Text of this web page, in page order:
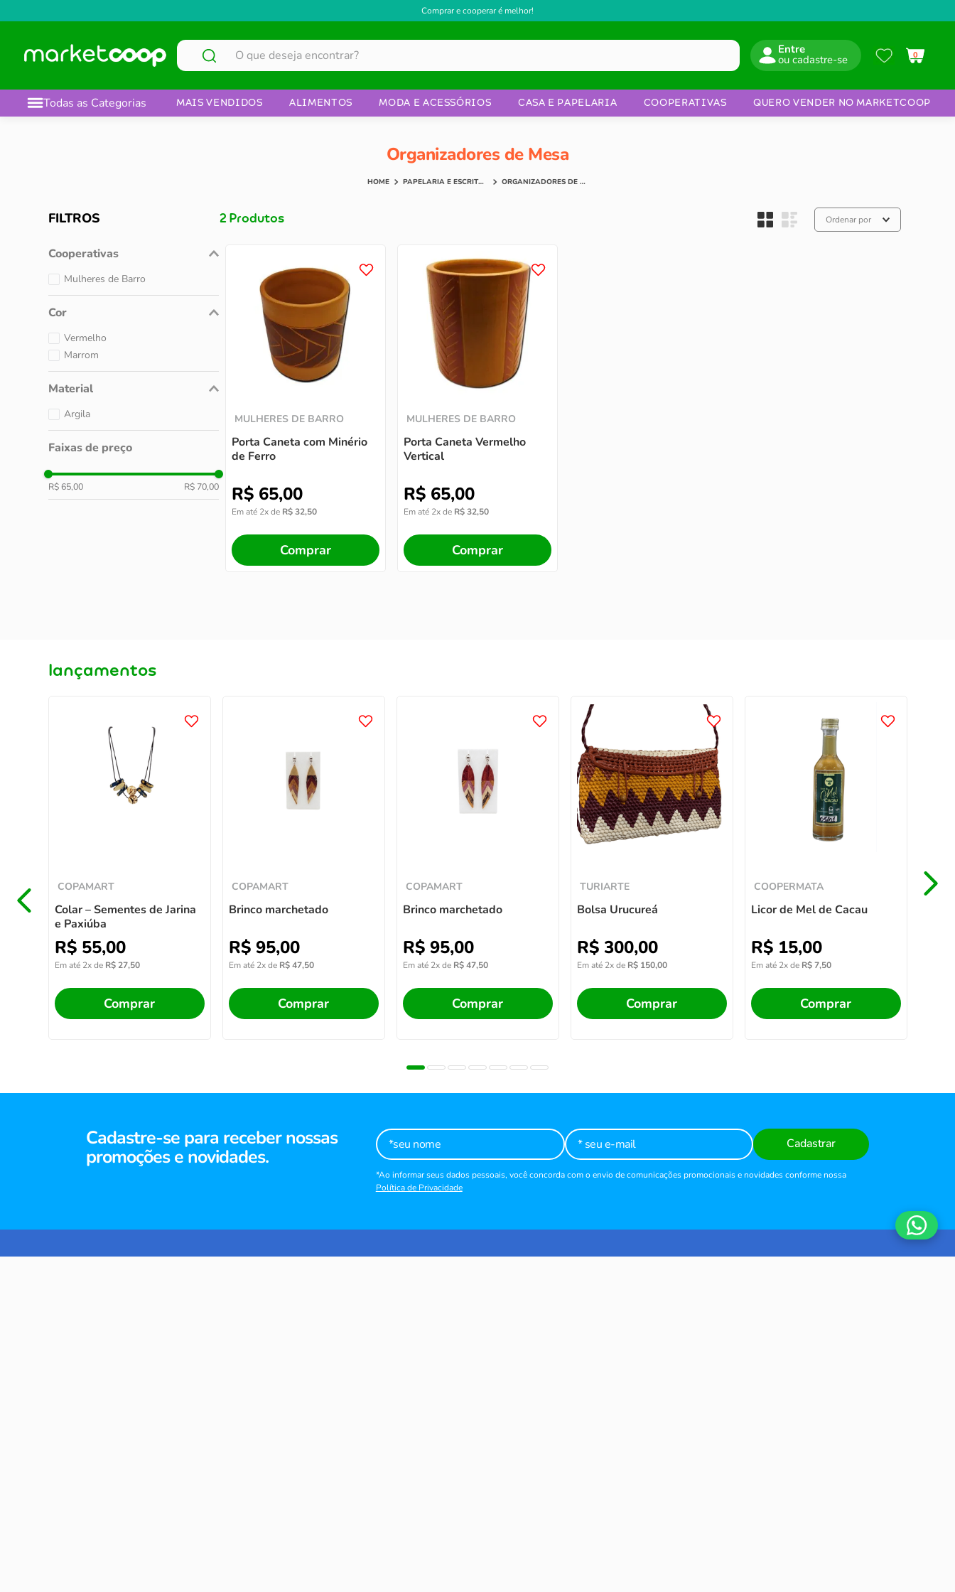
Comprar e cooperar é melhor!
O que deseja encontrar? Entre 0
Todas as Categorias MAIS VENDIDOS ALIMENTOS MODA E ACESSÓRIOS CASA E PAPELARIA COOPERATIVAS QUERO VENDER NO MARKETCOOP
Organizadores de Mesa
PAPELARIA E ESCRITÓRIO ORGANIZADORES DE MESA
FILTROS
Cooperativas
Mulheres de Barro
Cor
Vermelho
Marrom
Material
Argila
Faixas de preço
R$ 65,00 R$ 70,00
2 Produtos Ordenar por
MULHERES DE BARRO
Porta Caneta com Minério
de Ferro
R$ 65,00
Em até 2x de R$ 32,50
Comprar
MULHERES DE BARRO
Porta Caneta Vermelho
Vertical
R$ 65,00
Em até 2x de R$32,50
Comprar
lançamentos
COPAMART
Colar – Sementes de Jarina
e Paxiúba
R$ 55,00
Em até 2x de R$ 27,50
Comprar
COPAMART
Brinco marchetado
R$ 95,00
Em até 2x de R$ 47,50
Comprar
COPAMART
Brinco marchetado
R$ 95,00
Em até 2x de R$ 47,50
Comprar
TURIARTE
Bolsa Urucureá
R$ 300,00
Em até 2x de R$ 150,00
Comprar
COOPERMATA
Licor de Mel de Cacau
R$ 15,00
Em até 2x de R$ 7,50
Comprar
Cadastre-se para receber nossas
promoções e novidades.
Cadastrar
*Ao informar seus dados pessoais, você concorda com o envio de comunicações promocionais e novidades conforme nossa
Política de Privacidade